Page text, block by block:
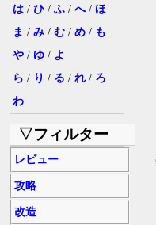
は / ひ / ふ / へ/ ほ
ま / み / む / め / も
や / ゆ / よ
ら / り / る / れ / ろ
わ
▽フィルター
レビュー
攻略
改造